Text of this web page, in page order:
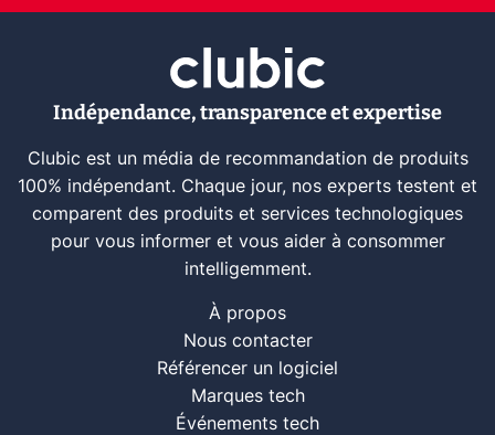
Indépendance, transparence et expertise
Clubic est un média de recommandation de produits
100% indépendant. Chaque jour, nos experts testent et
comparent des produits et services technologiques
pour vous informer et vous aider à consommer
intelligemment.
À propos
Nous contacter
Référencer un logiciel
Marques tech
Événements tech